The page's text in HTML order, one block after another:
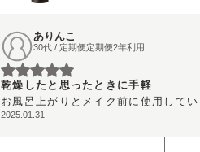
ありんこ
30代 / 定期便定期便2年利用
乾燥したと思ったときに手軽
お風呂上がりとメイク前に使用してい
2025.01.31